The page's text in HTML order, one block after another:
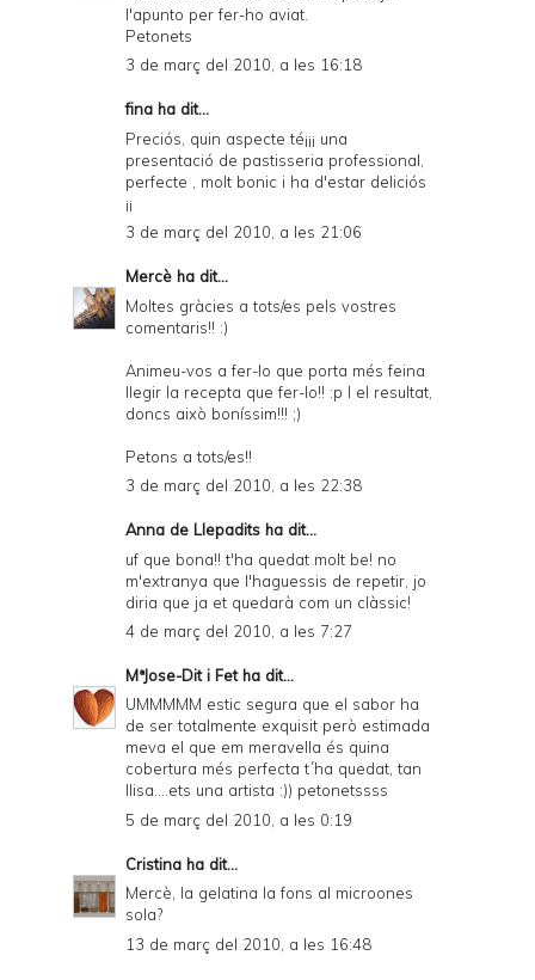
l'apunto per fer-ho aviat.
Petonets
3 de març del 2010, a les 16:18
fina ha dit...
Preciós, quin aspecte té¡¡¡ una
presentació de pastisseria professional,
perfecte , molt bonic i ha d'estar deliciós
¡¡
3 de març del 2010, a les 21:06
Mercè ha dit...
Moltes gràcies a tots/es pels vostres
comentaris!! :)
Animeu-vos a fer-lo que porta més feina
llegir la recepta que fer-lo!! :p I el resultat,
doncs això boníssim!!! ;)
Petons a tots/es!!
3 de març del 2010, a les 22:38
Anna de Llepadits ha dit...
uf que bona!! t'ha quedat molt be! no
m'extranya que l'haguessis de repetir, jo
diria que ja et quedarà com un clàssic!
4 de març del 2010, a les 7:27
MªJose-Dit i Fetha dit...
UMMMMM estic segura que el sabor ha
de ser totalmente exquisit però estimada
meva el que em meravella és quina
cobertura més perfecta t´ha quedat, tan
llisa....ets una artista :)) petonetssss
5 de març del 2010, a les 0:19
Cristina ha dit...
Mercè, la gelatina la fons al microones
sola?
13 de març del 2010, a les 16:48